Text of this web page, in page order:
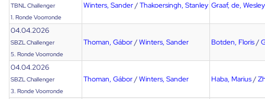
TBNL Challenger
1. Ronde Voorronde
Winters, Sander/Thakoersingh, Stanley Graaf, de, Wesley
04.04.2026
SBZL Challenger
5. Ronde Voorronde
Thoman, Gábor/Winters, Sander Botden, Floris/
04.04.2026
SBZL Challenger
3. Ronde Voorronde
Thoman, Gábor/Winters, Sander Haba, Marius/